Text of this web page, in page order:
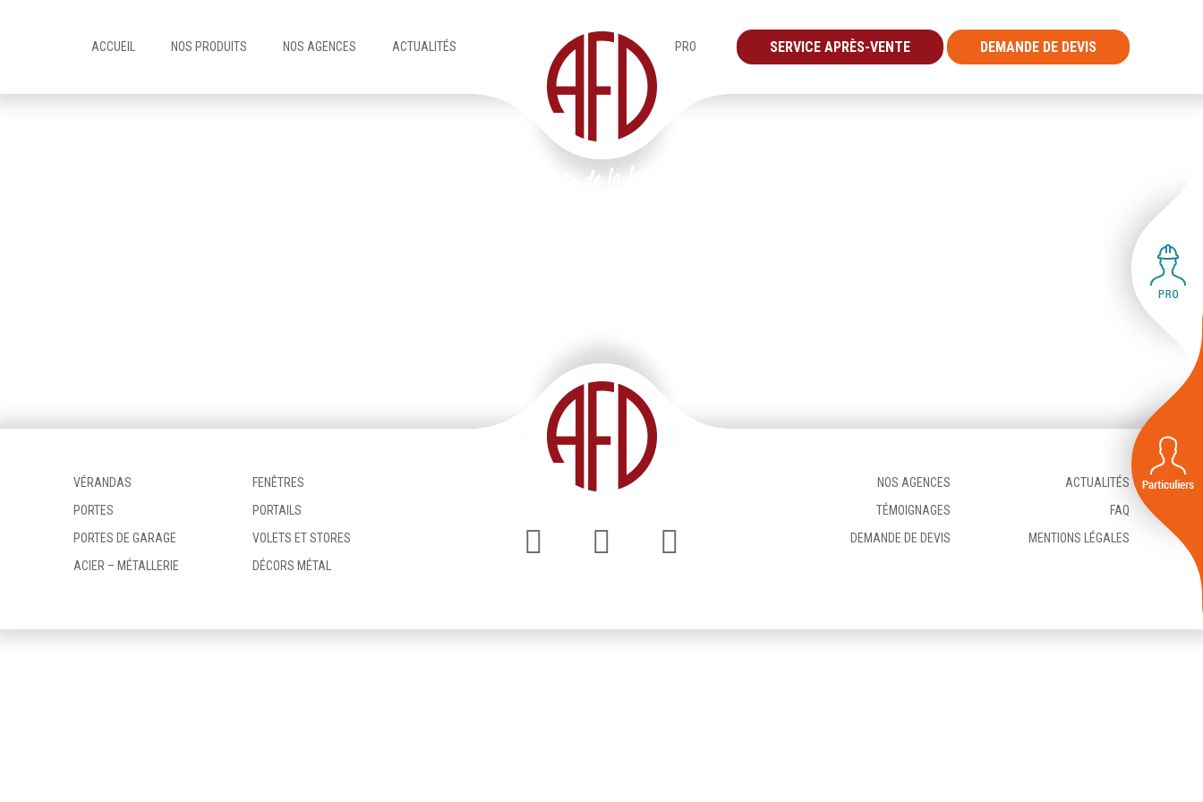
ACCUEIL NOS PRODUITS NOS AGENCES ACTUALITÉS PRO SERVICE APRÈS-VENTE DEMANDE DE DEVIS
Vérandas Plan de travail 6@4x
VÉRANDAS
FENÊTRES
PORTES
PORTAILS
PORTES DE GARAGE
VOLETS ET STORES
ACIER – MÉTALLERIE
DÉCORS MÉTAL
NOS AGENCES
ACTUALITÉS
TÉMOIGNAGES
FAQ
DEMANDE DE DEVIS
MENTIONS LÉGALES